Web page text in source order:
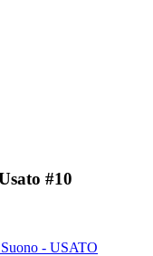
#10
- USATO